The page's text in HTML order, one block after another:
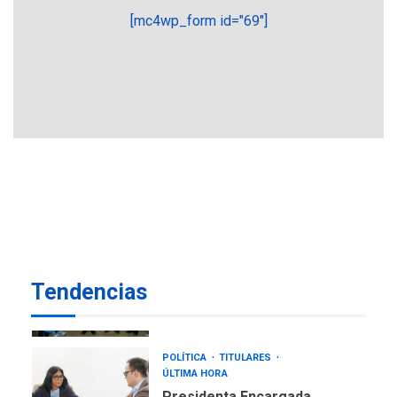
[mc4wp_form id="69"]
Tendencias
Mariño fortalece capacidad
REGIONALES ÚLTIMA HORA
1
POLÍTICA
TITULARES
ÚLTIMA HORA